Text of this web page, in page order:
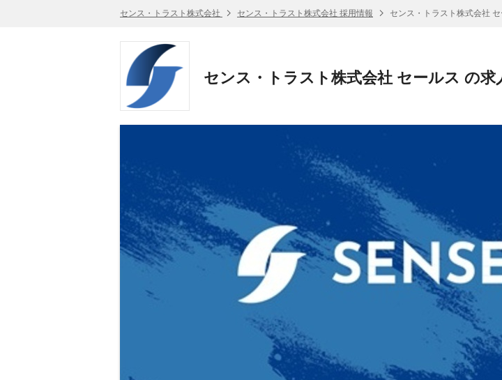
センス・トラスト株式会社 センス・トラスト株式会社 採用情報 センス・トラスト株式会社
センス・トラスト株式会社 セールス の求